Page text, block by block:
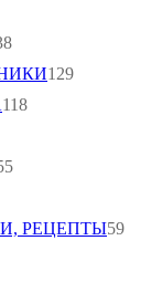
129
118
РЕЦЕПТЫ59